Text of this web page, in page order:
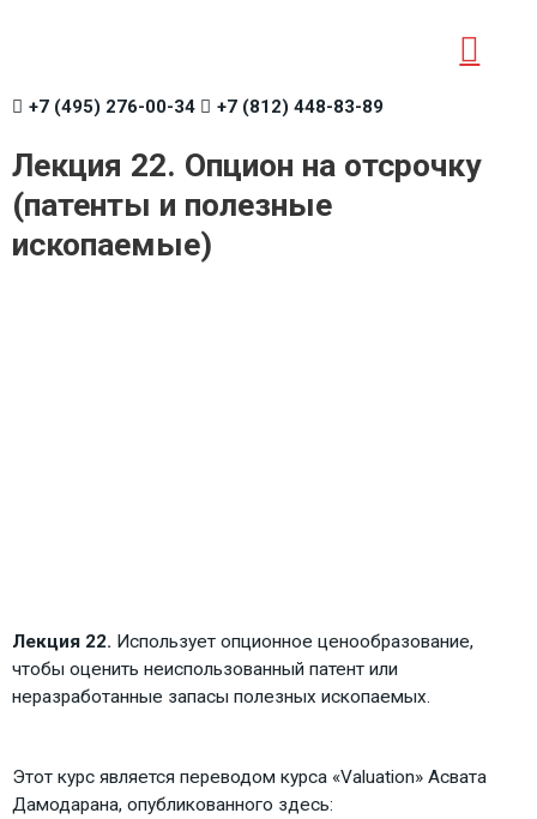
+7 (495) 276-00-34 +7 (812) 448-83-89
Лекция 22. Опцион на отсрочку
(патенты и полезные
ископаемые)
Лекция 22. Использует опционное ценообразование,
чтобы оценить неиспользованный патент или
неразработанные запасы полезных ископаемых.
Этот курс является переводом курса «Valuation» Асвата
Дамодарана, опубликованного здесь: